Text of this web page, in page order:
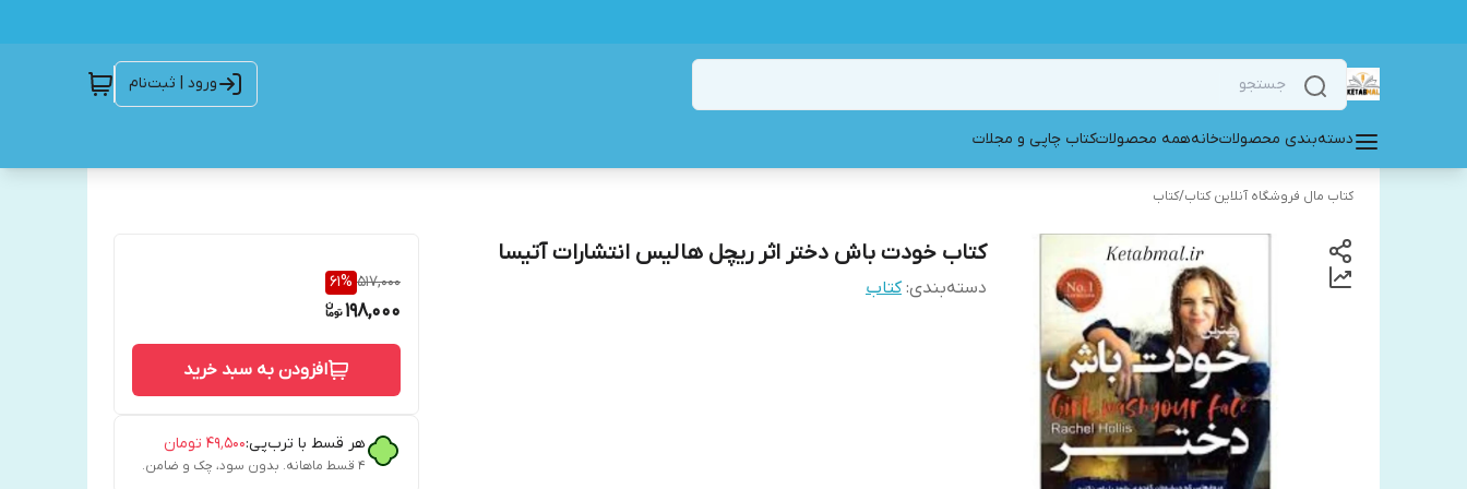
ورود | ثبت‌نام
دسته‌بندی محصولاتخانههمه محصولاتکتاب چاپی و مجلات
کتاب مال فروشگاه آنلاین کتاب/کتاب
کتاب خودت باش دختر اثر ریچل هالیس انتشارات آتیسا
دسته‌بندی:کتاب 517,000
61%
198,000
افزودن به سبد خرید
هر قسط با ترب‌پی:۴۹٬۵۰۰ تومان
۴ قسط ماهانه. بدون سود، چک و ضامن.